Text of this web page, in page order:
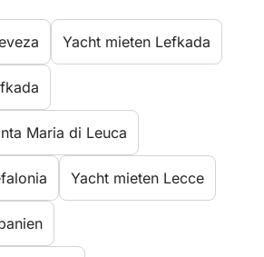
Yacht mieten Lefkada
Maria di Leuca
Yacht mieten Lecce